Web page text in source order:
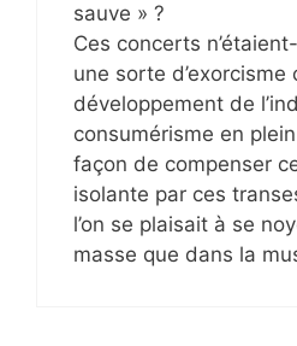
sauve » ?
Ces concerts
une sorte d’exorcisme
développement de
consumérisme en
façon de compenser
isolante par ces
l’on se plaisait à se
masse que dans la